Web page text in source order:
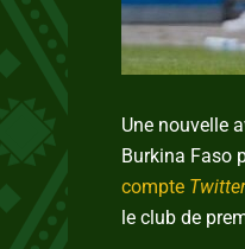
Une nouvelle
Burkina Faso
compte Twitter
le club de